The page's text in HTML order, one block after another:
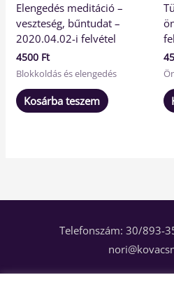
Elengedés meditáció –
veszteség, bűntudat –
2020.04.02-i felvétel
4500 Ft
Blokkoldás és elengedés
Kosárba teszem
Telefonszám: 30/893-